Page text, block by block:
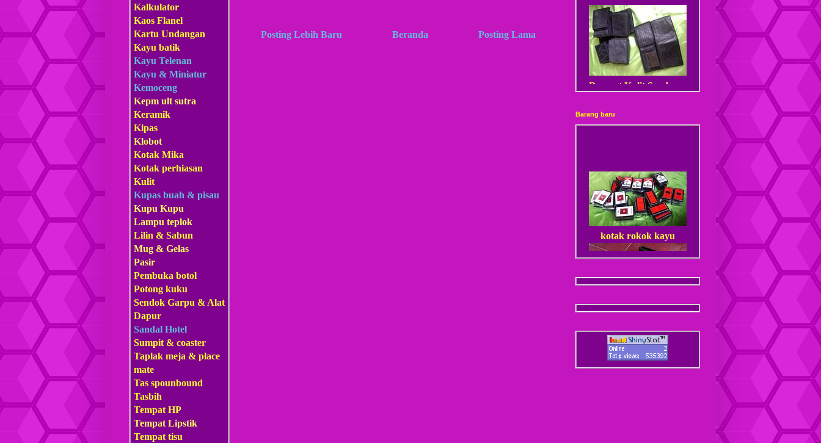
Posting Lebih Baru Posting Lama
Beranda
Kalkulator
Kaos Flanel
Kartu Undangan
Kayu batik
Kayu Telenan
Kayu & Miniatur
Kemoceng
Kepm ult sutra
Keramik
Kipas
Klobot
Kotak Mika
Kotak perhiasan
Kulit
Kupas buah & pisau
Kupu Kupu
Lampu teplok
Lilin & Sabun
Mug & Gelas
Pasir
Pembuka botol
Potong kuku
Sendok Garpu & Alat
Dapur
Sandal Hotel
Sumpit & coaster
Taplak meja & place
mate
Tas spounbound
Tasbih
Tempat HP
Tempat Lipstik
Tempat tisu
Dompet Kulit Sambung
Kancing
Dompet Kulit Pria Jantan
Barang baru
kotak rokok kayu
Coaster / Tatakan Gelas
Kulit